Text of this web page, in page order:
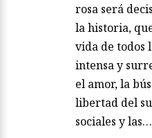
rosa será
la historia,
vida de todos
intensa y
el amor, la
libertad del
sociales y las…